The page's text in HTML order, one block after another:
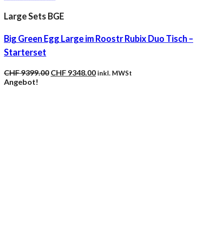
Large Sets BGE
Big Green Egg Large im Roostr Rubix Duo Tisch –
Starterset
CHF9399.00 Ursprünglicher
CHF 9348.00Aktueller
inkl. MWSt
Angebot!